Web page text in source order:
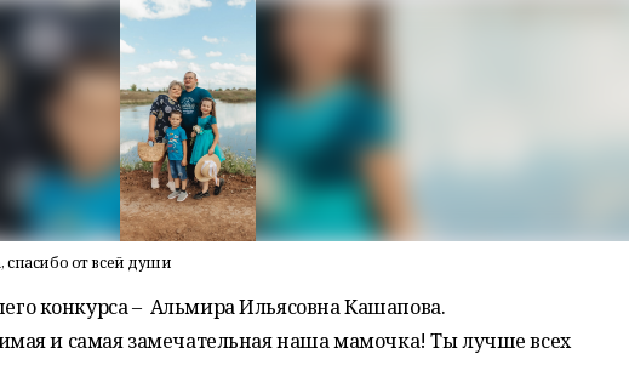
от всей души
конкурса – Альмира Ильясовна Кашапова.
и самая замечательная наша мамочка! Ты лучше всех